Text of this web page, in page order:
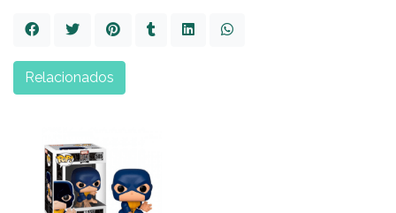
Relacionados